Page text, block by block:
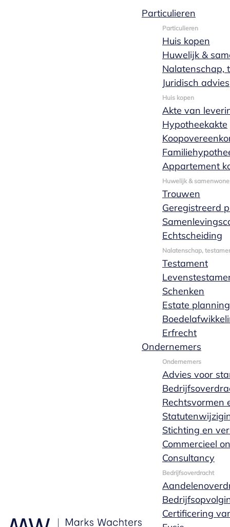
Particulieren
Particulieren
Huis kopen
Huwelijk &
Nalatenschap,
Juridisch advies
Huis kopen
Akte van
Hypotheekakte
Appartement
Huwelijk &
Trouwen
Geregistreerd
Echtscheiding
Nalatenschap,
Testament
Schenken
Estate planning
Erfrecht
Ondernemers
Ondernemers
Advies voor
Rechtsvormen
Stichting en
Commercieel
Consultancy
Bedrijfsoverdracht
Certificering
Wij krijgen regelmatig vragen binnen op onze
kantoren in Eindhoven en Nuenen. Op deze
pagina hebben wij een aantal veelgestelde
vragen op een rijtje gezet. Staat jouw vraag er
met ons op.
Ondernemers
Veelgestelde vragen –
Hoe kan ik mijn handtekening laten
Wat moet ik meenemen naar een